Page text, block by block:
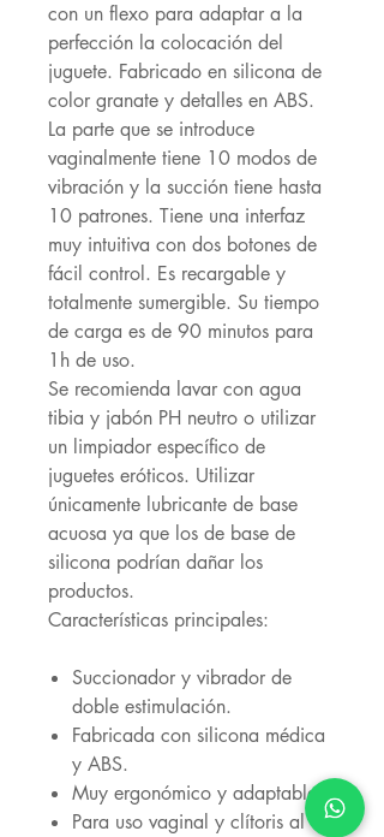
con un flexo para adaptar a la
perfección la colocación del
juguete. Fabricado en silicona de
color granate y detalles en ABS.
La parte que se introduce
vaginalmente tiene 10 modos de
vibración y la succión tiene hasta
10 patrones. Tiene una interfaz
muy intuitiva con dos botones de
fácil control. Es recargable y
totalmente sumergible. Su tiempo
de carga es de 90 minutos para
1h de uso.
Se recomienda lavar con agua
tibia y jabón PH neutro o utilizar
un limpiador específico de
juguetes eróticos. Utilizar
únicamente lubricante de base
acuosa ya que los de base de
silicona podrían dañar los
productos.
Características principales:
Succionador y vibrador de
doble estimulación.
Fabricada con silicona médica
y ABS.
Muy ergonómico y adaptable.
Para uso vaginal y clítoris al